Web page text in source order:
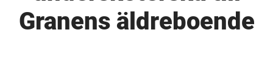
Granens äldreboende